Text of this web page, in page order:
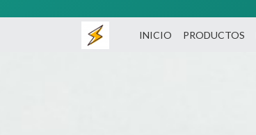
INICIO PRODUCTOS